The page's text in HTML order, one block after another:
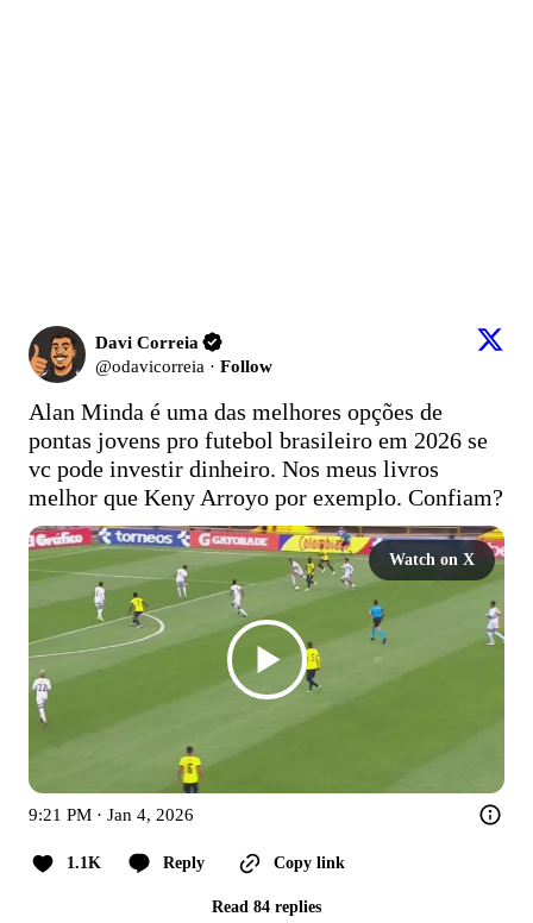
Davi Correia
@odavicorreia · Follow
Alan Minda é uma das melhores opções de
pontas jovens pro futebol brasileiro em 2026 se
vc pode investir dinheiro. Nos meus livros
Watch on X
9:21 PM · Jan 4, 2026
1.1K Reply Copy link
Read 84 replies